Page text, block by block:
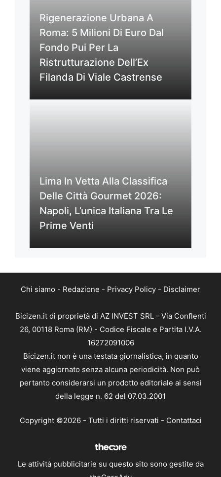
Rigenerazione Urbana A
Roma: 5 Milioni Di Euro Dal
Fondo Pui Per La
Ristrutturazione Dell’Ex
Filanda Di Viale Castrense
Lima In Vetta Alla Classifica
Delle Città Gourmet 2026:
Napoli, L’unica Italiana Tra Le
Prime Venti
Chi siamo - Redazione - Privacy Policy - Disclaimer
Bicizen.it di proprietà di AZ INVEST SRL - Via Conflenti
26, 00118 Roma (RM) - Codice Fiscale e Partita I.V.A.
16272091006
Bicizen.it non è una testata giornalistica, in quanto
viene aggiornato senza alcuna periodicità. Non può
pertanto considerarsi un prodotto editoriale ai sensi
della legge n. 62 del 07.03.2001
Copyright ©2026 - Tutti i diritti riservati - Contattaci
Le attività pubblicitarie su questo sito sono gestite da